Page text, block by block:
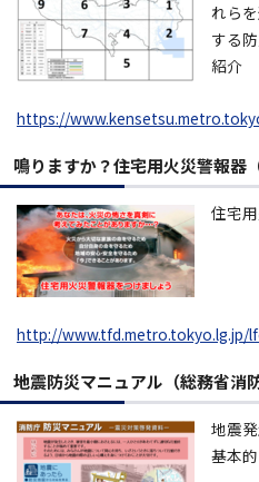
れら
する
紹介
https://
鳴りますか？住宅用火災警報器
住宅
http://www.tfd.metro.tokyo.lg.jp/
地震防災マニュアル（総務省消防
地震
基本